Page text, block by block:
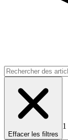
Effacer les filtres
1